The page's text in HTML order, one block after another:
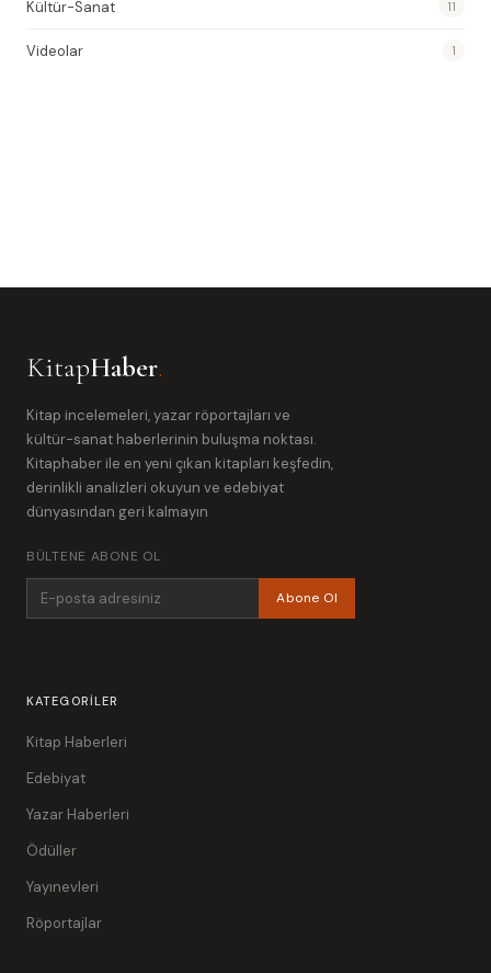
Kültür-Sanat 11
Videolar 1
KitapHaber.
Kitap incelemeleri, yazar röportajları ve
kültür-sanat haberlerinin buluşma noktası.
Kitaphaber ile en yeni çıkan kitapları keşfedin,
derinlikli analizleri okuyun ve edebiyat
dünyasından geri kalmayın
BÜLTENE ABONE OL
Abone Ol
KATEGORILER
Kitap Haberleri
Edebiyat
Yazar Haberleri
Ödüller
Yayınevleri
Röportajlar